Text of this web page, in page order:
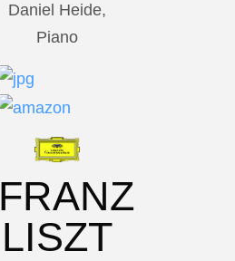
Daniel Heide,
Piano
FRANZ
LISZT